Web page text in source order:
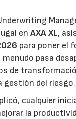
enAXA XL,
para poner el
pasa
de
gestión del riesgo.
cualquier
la